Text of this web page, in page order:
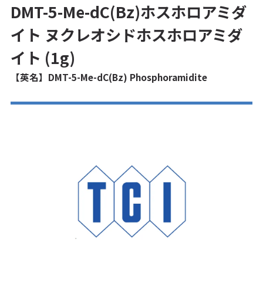
DMT-5-Me-dC(Bz)ホスホロアミダ
イト ヌクレオシドホスホロアミダ
イト (1g)
【英名】DMT-5-Me-dC(Bz) Phosphoramidite